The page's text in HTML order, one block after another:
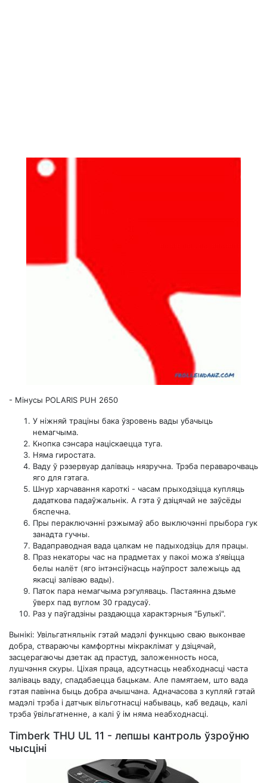
- Мінусы POLARIS PUH 2650
У ніжняй траціны бака ўзровень вады убачыць
немагчыма.
Кнопка сэнсара націскаецца туга.
Няма гиростата.
Ваду ў рэзервуар даліваць нязручна. Трэба пераварочваць
яго для гэтага.
Шнур харчавання кароткі - часам прыходзіцца купляць
дадаткова падаўжальнік. А гэта ў дзіцячай не заўсёды
бяспечна.
Пры пераключэнні рэжымаў або выключэнні прыбора гук
занадта гучны.
Вадаправодная вада цалкам не падыходзіць для працы.
Праз некаторы час на прадметах у пакоі можа з'явіцца
белы налёт (яго інтэнсіўнасць наўпрост залежыць ад
якасці заліваю вады).
Паток пара немагчыма рэгуляваць. Пастаянна дзьме
ўверх пад вуглом 30 градусаў.
Раз у паўгадзіны раздаюцца характэрныя "Булькі".
Вынікі: Увільгатняльнік гэтай мадэлі функцыю сваю выконвае
добра, ствараючы камфортны мікраклімат у дзіцячай,
засцерагаючы дзетак ад прастуд, заложенность носа,
лушчэння скуры. Ціхая праца, адсутнасць неабходнасці часта
заліваць ваду, спадабаецца бацькам. Але памятаем, што вада
гэтая павінна быць добра ачышчана. Адначасова з купляй гэтай
мадэлі трэба і датчык вільготнасці набываць, каб ведаць, калі
трэба ўвільгатненне, а калі ў ім няма неабходнасці.
Timberk THU UL 11 - лепшы кантроль ўзроўню
чысціні